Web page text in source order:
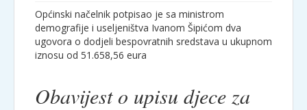
Općinski načelnik potpisao je sa ministrom
demografije i useljeništva Ivanom Šipićom dva
ugovora o dodjeli bespovratnih sredstava u ukupnom
iznosu od 51.658,56 eura
Obavijest o upisu djece za